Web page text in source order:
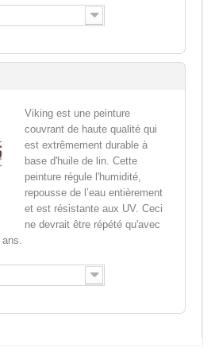
Viking est une peinture
couvrant de haute qualité qui
est extrêmement durable à
base d'huile de lin. Cette
peinture régule l'humidité,
repousse de l’eau entièrement
et est résistante aux UV. Ceci
ne devrait être répété qu'avec